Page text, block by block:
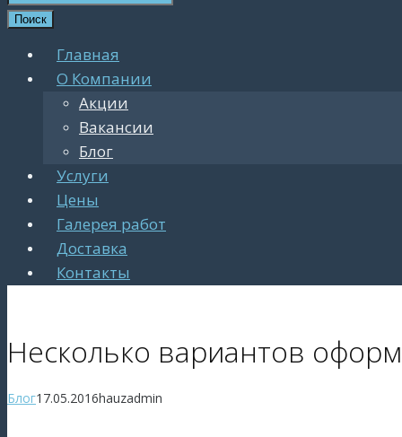
Поиск
Главная
О Компании
Акции
Вакансии
Блог
Услуги
Цены
Галерея работ
Доставка
Контакты
Несколько вариантов
Блог17.05.2016hauzadmin